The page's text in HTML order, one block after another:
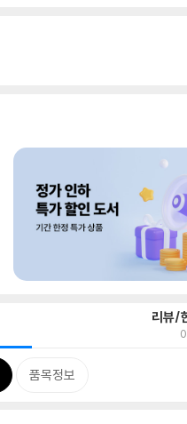
리뷰/
0
품목정보